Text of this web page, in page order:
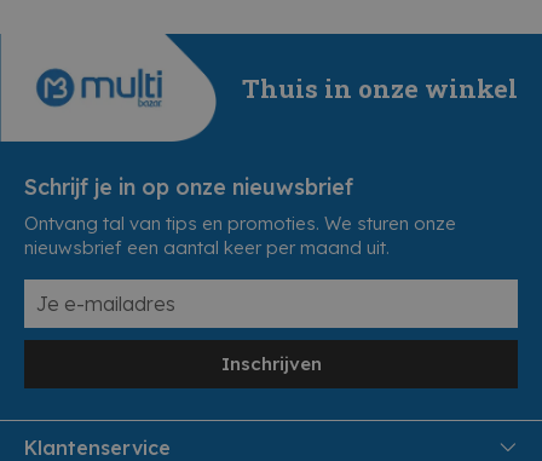
Thuis in onze winkel
Schrijf je in op onze nieuwsbrief
Ontvang tal van tips en promoties. We sturen onze
nieuwsbrief een aantal keer per maand uit.
Inschrijven
Klantenservice